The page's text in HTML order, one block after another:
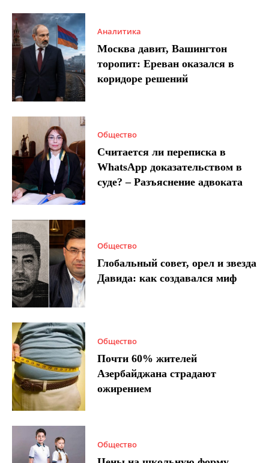
Аналитика
Москва давит, Вашингтон
торопит: Ереван оказался в
коридоре решений
Общество
Считается ли переписка в
WhatsApp доказательством в
суде? – Разъяснение адвоката
Общество
Глобальный совет, орел и звезда
Давида: как создавался миф
Общество
Почти 60% жителей
Азербайджана страдают
ожирением
Общество